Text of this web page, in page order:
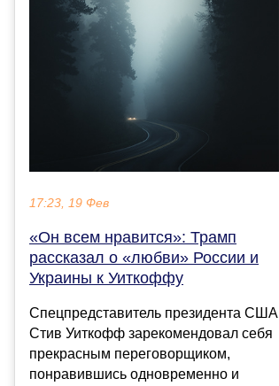
17:23, 19 Фев
«Он всем нравится»: Трамп
рассказал о «любви» России и
Украины к Уиткоффу
Спецпредставитель президента США
Стив Уиткофф зарекомендовал себя
прекрасным переговорщиком,
понравившись одновременно и